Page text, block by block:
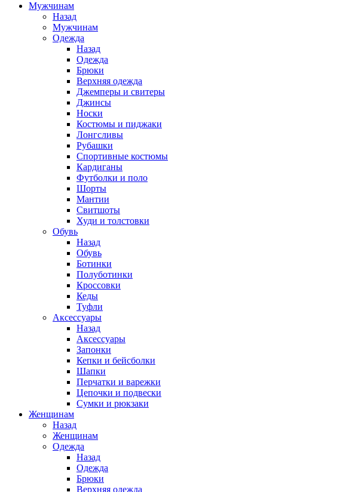
Мужчинам
Назад
Мужчинам
Одежда
Назад
Одежда
Брюки
Верхняя одежда
Джемперы и свитеры
Джинсы
Носки
Костюмы и пиджаки
Лонгсливы
Рубашки
Спортивные костюмы
Кардиганы
Футболки и поло
Шорты
Мантии
Свитшоты
Худи и толстовки
Обувь
Назад
Обувь
Ботинки
Полуботинки
Кроссовки
Кеды
Туфли
Аксессуары
Назад
Аксессуары
Запонки
Кепки и бейсболки
Шапки
Перчатки и варежки
Цепочки и подвески
Сумки и рюкзаки
Женщинам
Назад
Женщинам
Одежда
Назад
Одежда
Брюки
Верхняя одежда